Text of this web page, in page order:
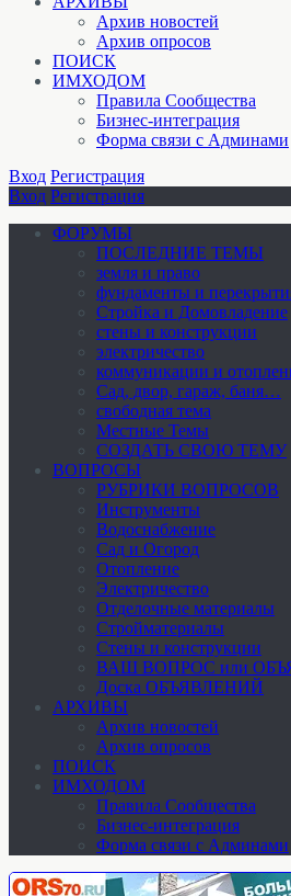
Архив новостей
Архив опросов
ПОИСК
ИМХОДОМ
Правила Сообщества
Бизнес-интеграция
Форма связи с Админами
Вход Регистрация
Вход Регистрация
ФОРУМЫ
ПОСЛЕДНИЕ ТЕМЫ
земля и право
фундаменты и
Стройка и Домовладение
стены и конструкции
электричество
коммуникации и
Cад, двор, гараж, баня…
свободная тема
Местные Темы
СОЗДАТЬ СВОЮ ТЕМУ
ВОПРОСЫ
РУБРИКИ ВОПРОСОВ
Инструменты
Водоснабжение
Сад и Огород
Отопление
Электричество
Отделочные материалы
Стройматериалы
Стены и конструкции
ВАШ ВОПРОС или
Доска ОБЪЯВЛЕНИЙ
АРХИВЫ
Архив новостей
Архив опросов
ПОИСК
ИМХОДОМ
Правила Сообщества
Бизнес-интеграция
Форма связи с Админами